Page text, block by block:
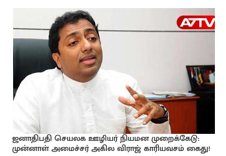
ஜனாதிபதி செயலக ஊழியர் நியமன முறைக்கேடு:
முன்னாள் அமைச்சர் அகில விராஜ் காரியவசம் கைது!